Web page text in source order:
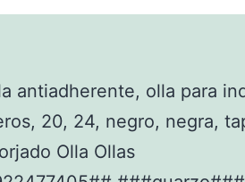
antiadherente, olla para
20, 24, negro, negra,
Olla Ollas